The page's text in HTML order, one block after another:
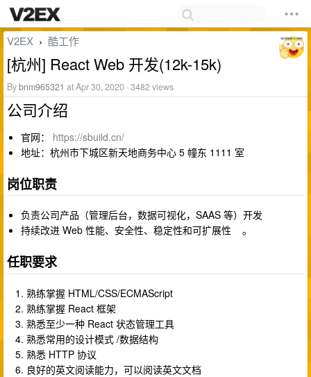
V2EX › 酷工作
[杭州] React Web 开发(12k-15k)
Bybnm965321 at Apr 30, 2020 · 3482 views
公司介绍
官网： https://sbuild.cn/
地址：杭州市下城区新天地商务中心 5 幢东 1111 室
岗位职责
负责公司产品（管理后台，数据可视化，SAAS 等）开发
持续改进 Web 性能、安全性、稳定性和可扩展性 。
任职要求
熟练掌握 HTML/CSS/ECMAScript
熟练掌握 React 框架
熟悉至少一种 React 状态管理工具
熟悉常用的设计模式 /数据结构
熟悉 HTTP 协议
良好的英文阅读能力，可以阅读英文文档